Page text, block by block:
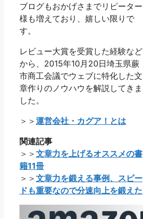
ブログもおかげさまでリピーター
様も増えており、嬉しい限りで
す。
レビュー大賞を受賞した経験など
から、2015年10月20日埼玉県蕨
市商工会議でウェブに特化した文
章作りのノウハウを解説してきま
した。
＞＞ 運営会社・カグア！とは
関連記事
＞＞ 文章力を上げるオススメの書
籍11冊
＞＞ 文章力を鍛える事例、スピー
ドも重要なので分速向上を鍛えた